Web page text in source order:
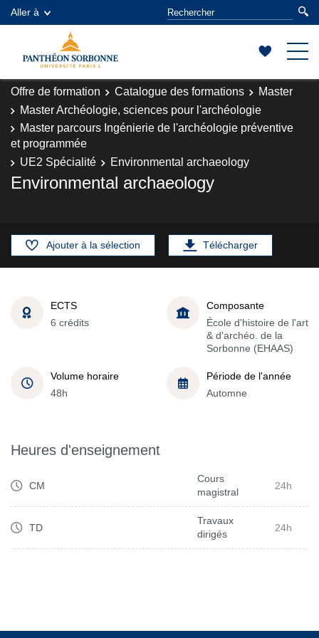
Aller à
Offre de formation Catalogue des formations
Master
Master Archéologie, sciences pour l'archéologie
Master parcours Ingénierie de l'archéologie préventive
et programmée
UE2 Spécialité
Environmental archaeology
Environmental archaeology
Ajouter à la sélection Télécharger
ECTS
6 crédits
Composante
École d'histoire de l'art
& d'archéo. de la
Sorbonne (EHAAS)
Volume horaire
48h
Période de l'année
Automne
Heures d'enseignement
CM
Cours
magistral
24h
TD
Travaux
dirigés
24h